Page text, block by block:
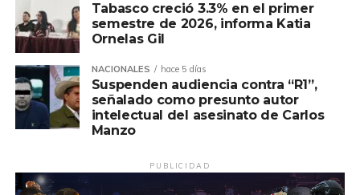
Tabasco creció 3.3% en el primer
semestre de 2026, informa Katia
Ornelas Gil
NACIONALES hace 5 días
Suspenden audiencia contra “R1”,
señalado como presunto autor
intelectual del asesinato de Carlos
Manzo
PUBLICIDAD